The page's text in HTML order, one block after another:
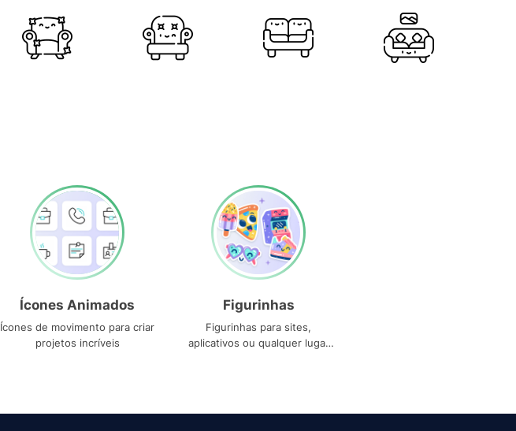
Ícones Animados
Ícones de movimento para criar
projetos incríveis
Figurinhas
Figurinhas para sites,
aplicativos ou qualquer lugar